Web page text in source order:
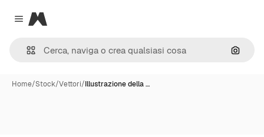
Close menu
Magnific
Cerca
Home/Stock/Vettori/Illustrazione della …